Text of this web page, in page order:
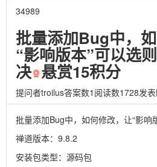
34989
批量添加Bug中，
“影响版本”可以选则
决 悬赏15积分
提问者troilus答案数1 阅读数1728发
批量添加Bug中，如何修改，让“影响
禅道版本： 9.8.2
安装包类型： 源码包